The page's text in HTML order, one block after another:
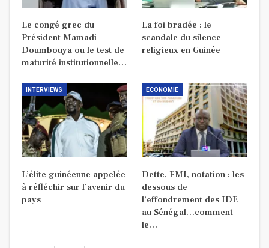
Le congé grec du
Président Mamadi
Doumbouya ou le test de
maturité institutionnelle…
La foi bradée : le
scandale du silence
religieux en Guinée
INTERVIEWS
L’élite guinéenne appelée
à réfléchir sur l’avenir du
pays
ECONOMIE
Dette, FMI, notation : les
dessous de
l’effondrement des IDE
au Sénégal…comment
le…